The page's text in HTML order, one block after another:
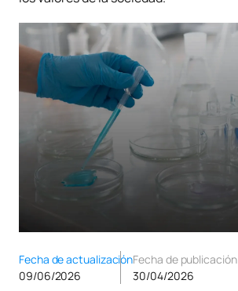
Fecha de actualización
09/06/2026
Fecha de publicación
30/04/2026